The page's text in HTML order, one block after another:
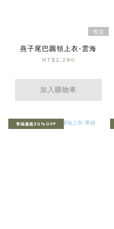
售完
燕子尾巴圓領上衣-雲海
NT$2,280
加入購物車
零碼優惠30%OFF